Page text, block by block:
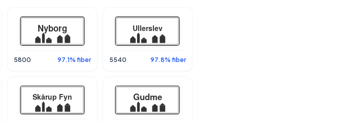
5800 97.1% fiber 5540 97.8% fiber